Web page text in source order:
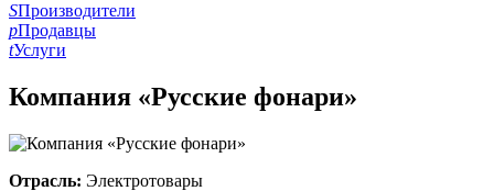
SПроизводители
pПродавцы
tУслуги
Компания «Русские фонари»
Отрасль: Электротовары